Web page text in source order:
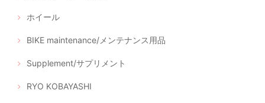
ホイール
BIKE maintenance/メンテナンス用品
Supplement/サプリメント
RYO KOBAYASHI